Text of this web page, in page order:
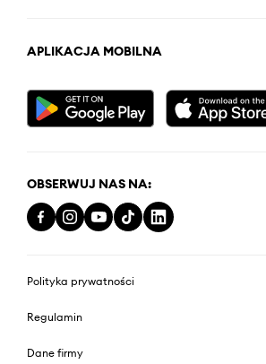
APLIKACJA MOBILNA
OBSERWUJ NAS NA:
Polityka prywatności
Regulamin
Dane firmy